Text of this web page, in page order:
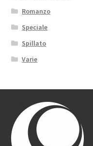
Romanzo
Speciale
Spillato
Varie